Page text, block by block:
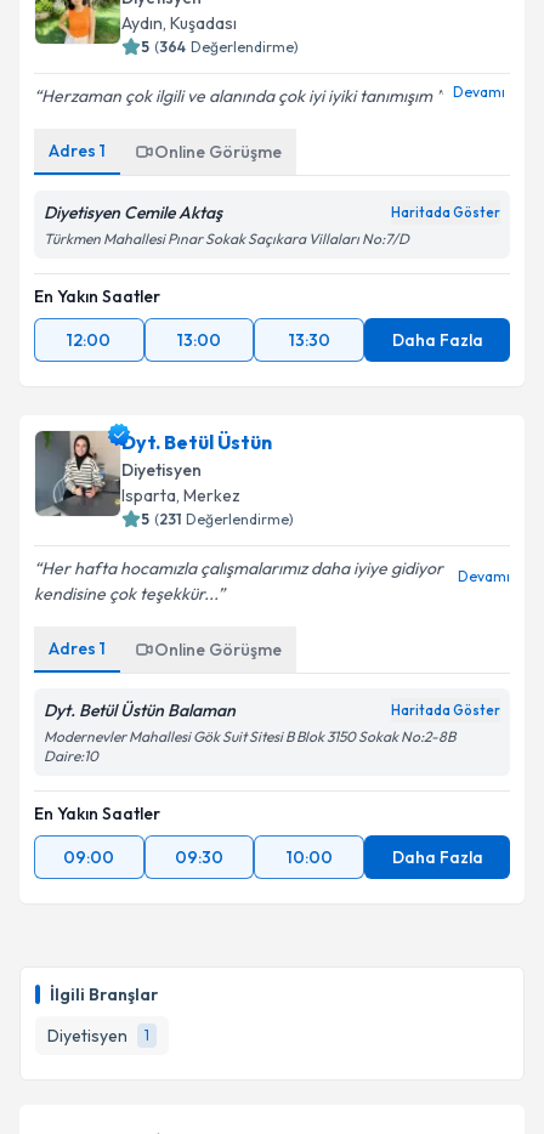
İlgili Branşlar
Diyetisyen
1
Diyetisyen
Aydın, Kuşadası
( Değerlendirme)
Herzaman çok ilgili ve alanında çok iyi iyiki tanımışım
Adres 1 Online Görüşme
Diyetisyen Cemile Aktaş
Türkmen Mahallesi Pınar Sokak Saçıkara Villaları No:7/D
En Yakın Saatler
12:00
13:00 13:30 Daha Fazla
Dyt. Betül Üstün
Diyetisyen
Isparta, Merkez
( Değerlendirme)
Her hafta hocamızla çalışmalarımız daha iyiye gidiyor
kendisine çok teşekkür...
Adres 1 Online Görüşme
Dyt. Betül Üstün Balaman
Modernevler Mahallesi Gök Suit Sitesi B Blok 3150 Sokak No:2-8B
En Yakın Saatler
09:00
09:30 10:00 Daha Fazla